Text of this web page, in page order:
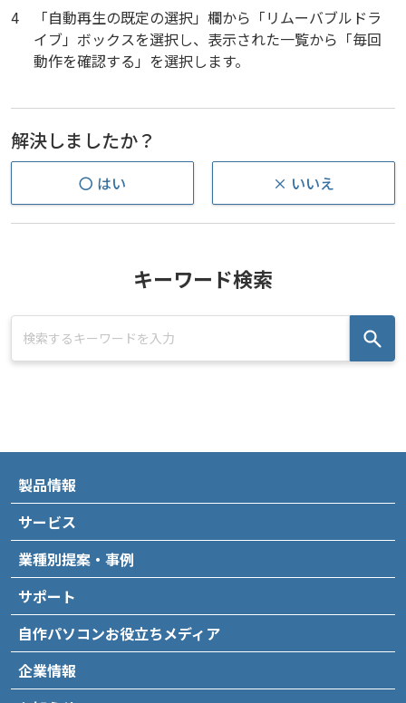
4
「自動再生の既定の選択」欄から「リムーバブルドラ
イブ」ボックスを選択し、表示された一覧から「毎回
動作を確認する」を選択します。
解決しましたか？
〇 はい × いいえ
キーワード検索
製品情報
サービス
業種別提案・事例
サポート
自作パソコンお役立ちメディア
企業情報